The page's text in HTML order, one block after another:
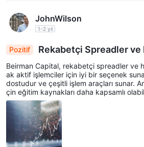
JohnWilson
1-2 yıl
Pozitif
Rekabetçi Spreadler ve
e
Beirman Capital, rekabetçi spreadler ve
ak aktif işlemciler için iyi bir seçenek
dostudur ve çeşitli işlem araçları sunar.
çin eğitim kaynakları daha kapsamlı